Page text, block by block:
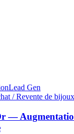
Lead Gen
/ Revente de bijoux
—